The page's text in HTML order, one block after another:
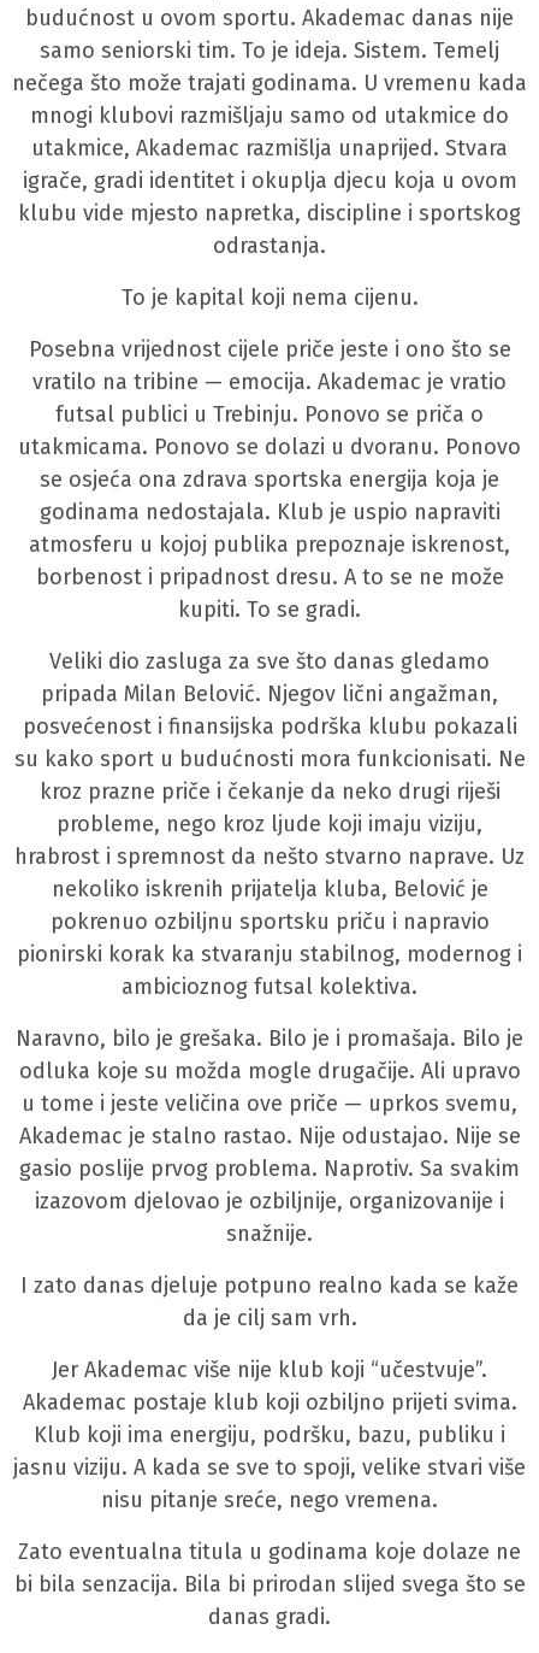
budućnost u ovom sportu. Akademac danas nije
samo seniorski tim. To je ideja. Sistem. Temelj
nečega što može trajati godinama. U vremenu kada
mnogi klubovi razmišljaju samo od utakmice do
utakmice, Akademac razmišlja unaprijed. Stvara
igrače, gradi identitet i okuplja djecu koja u ovom
klubu vide mjesto napretka, discipline i sportskog
odrastanja.
To je kapital koji nema cijenu.
Posebna vrijednost cijele priče jeste i ono što se
vratilo na tribine — emocija. Akademac je vratio
futsal publici u Trebinju. Ponovo se priča o
utakmicama. Ponovo se dolazi u dvoranu. Ponovo
se osjeća ona zdrava sportska energija koja je
godinama nedostajala. Klub je uspio napraviti
atmosferu u kojoj publika prepoznaje iskrenost,
borbenost i pripadnost dresu. A to se ne može
kupiti. To se gradi.
Veliki dio zasluga za sve što danas gledamo
pripada Milan Belović. Njegov lični angažman,
posvećenost i finansijska podrška klubu pokazali
su kako sport u budućnosti mora funkcionisati. Ne
kroz prazne priče i čekanje da neko drugi riješi
probleme, nego kroz ljude koji imaju viziju,
hrabrost i spremnost da nešto stvarno naprave. Uz
nekoliko iskrenih prijatelja kluba, Belović je
pokrenuo ozbiljnu sportsku priču i napravio
pionirski korak ka stvaranju stabilnog, modernog i
ambicioznog futsal kolektiva.
Naravno, bilo je grešaka. Bilo je i promašaja. Bilo je
odluka koje su možda mogle drugačije. Ali upravo
u tome i jeste veličina ove priče — uprkos svemu,
Akademac je stalno rastao. Nije odustajao. Nije se
gasio poslije prvog problema. Naprotiv. Sa svakim
izazovom djelovao je ozbiljnije, organizovanije i
snažnije.
I zato danas djeluje potpuno realno kada se kaže
da je cilj sam vrh.
Jer Akademac više nije klub koji “učestvuje”.
Akademac postaje klub koji ozbiljno prijeti svima.
Klub koji ima energiju, podršku, bazu, publiku i
jasnu viziju. A kada se sve to spoji, velike stvari više
nisu pitanje sreće, nego vremena.
Zato eventualna titula u godinama koje dolaze ne
bi bila senzacija. Bila bi prirodan slijed svega što se
danas gradi.